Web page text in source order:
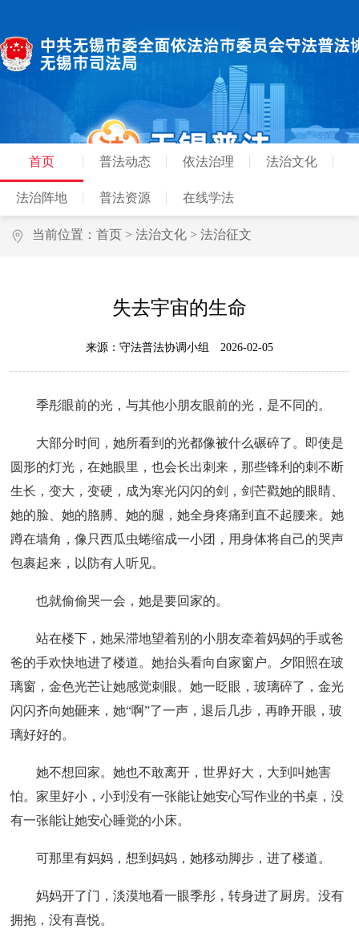
首页 普法动态 依法治理 法治文化
法治阵地 普法资源 在线学法
当前位置： 首页 > 法治文化 > 法治征文
失去宇宙的生命
来源：守法普法协调小组 2026-02-05
季彤眼前的光，与其他小朋友眼前的光，是不同的。
大部分时间，她所看到的光都像被什么碾碎了。即使是
圆形的灯光，在她眼里，也会长出刺来，那些锋利的刺不断
生长，变大，变硬，成为寒光闪闪的剑，剑芒戳她的眼睛、
她的脸、她的胳膊、她的腿，她全身疼痛到直不起腰来。她
蹲在墙角，像只西瓜虫蜷缩成一小团，用身体将自己的哭声
包裹起来，以防有人听见。
也就偷偷哭一会，她是要回家的。
站在楼下，她呆滞地望着别的小朋友牵着妈妈的手或爸
爸的手欢快地进了楼道。她抬头看向自家窗户。夕阳照在玻
璃窗，金色光芒让她感觉刺眼。她一眨眼，玻璃碎了，金光
闪闪齐向她砸来，她“啊”了一声，退后几步，再睁开眼，玻
璃好好的。
她不想回家。她也不敢离开，世界好大，大到叫她害
怕。家里好小，小到没有一张能让她安心写作业的书桌，没
有一张能让她安心睡觉的小床。
可那里有妈妈，想到妈妈，她移动脚步，进了楼道。
妈妈开了门，淡漠地看一眼季彤，转身进了厨房。没有
拥抱，没有喜悦。